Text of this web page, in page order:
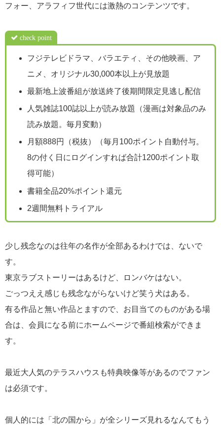
フォー、アラフィフ世代には激熱のコンテンツです。
check point
フジテレビドラマ、バラエティ、その他映画、ア
ニメ、オリジナル30,000本以上が見放題
最新地上波番組が放送終了後期間限定見逃し配信
人気雑誌100誌以上が読み放題（漫画は対象品のみ
読み放題。毎月変動）
月額888円（税抜）（毎月100ポイント自動付与。
8の付く日にログインすれば合計1200ポイント取
得可能）
書籍全品20%ポイント還元
2週間無料トライアル
少し残念なのは往年の名作が全部あるわけでは、ないで
す。
東京ラブストーリーはあるけど、ロンバケはない。
ごっつええ感じも残念ながらないけど笑う犬はある。
有る作品と無い作品とますので、お目当てのものがある場
合は、会員になる前にホームページで番組検索ができま
す。
最近大人気のテラスハウスも特典映像等があるのでファン
は必須です。
個人的には「北の国から」が全シリーズ見れるなんてもう